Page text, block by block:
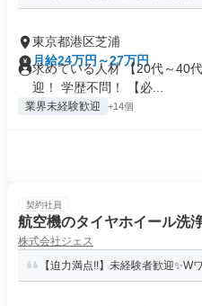
東京都港区芝浦
月給24万円～27万円
求めている人材 【20代～40
迎！ 学歴不問！ 【必...
業界未経験歓迎 +14個
契約社員
航空機のタイヤホイール洗
株式会社ジェス
【迫力満点!!】未経験者歓迎✨W